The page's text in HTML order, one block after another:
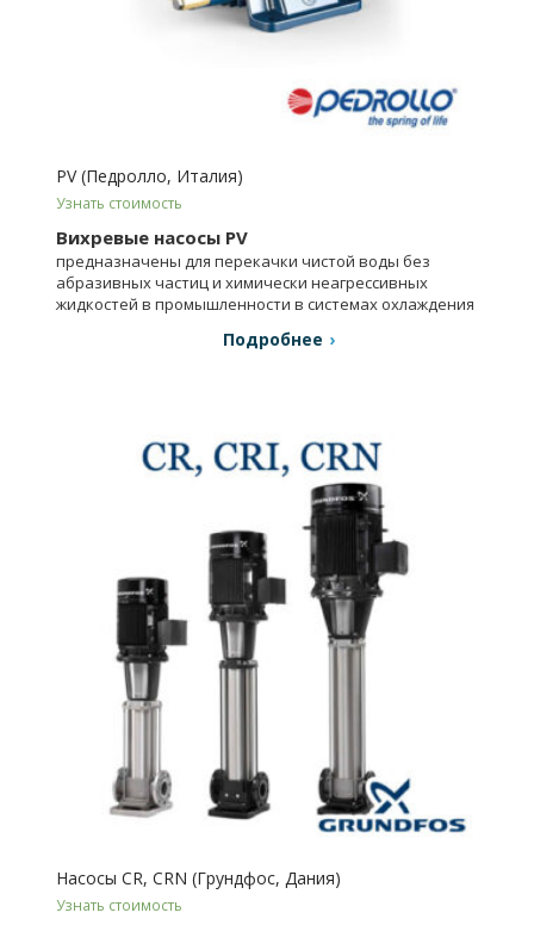
PV (Педролло, Италия)
Узнать стоимость
Вихревые насосы PV
предназначены для перекачки чистой воды без
абразивных частиц и химически неагрессивных
жидкостей в промышленности в системах охлаждения
Подробнее
Насосы CR, CRN (Грундфос, Дания)
Узнать стоимость